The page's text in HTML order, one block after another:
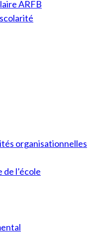
ARFB
organisationnelles
l’école